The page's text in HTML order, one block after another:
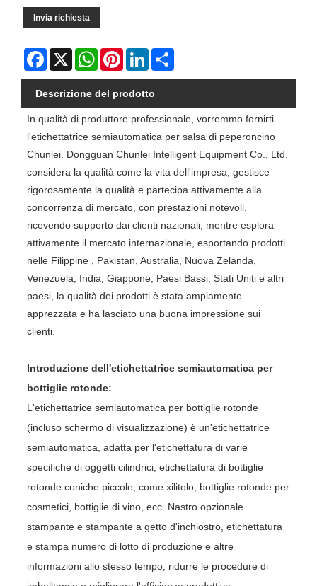
Invia richiesta
Facebook
X WhatsAppPinterestLinkedIn
Descrizione del prodotto
In qualità di produttore professionale, vorremmo fornirti
l'etichettatrice semiautomatica per salsa di peperoncino
Chunlei. Dongguan Chunlei Intelligent Equipment Co., Ltd.
considera la qualità come la vita dell'impresa, gestisce
rigorosamente la qualità e partecipa attivamente alla
concorrenza di mercato, con prestazioni notevoli,
ricevendo supporto dai clienti nazionali, mentre esplora
attivamente il mercato internazionale, esportando prodotti
nelle Filippine , Pakistan, Australia, Nuova Zelanda,
Venezuela, India, Giappone, Paesi Bassi, Stati Uniti e altri
paesi, la qualità dei prodotti è stata ampiamente
apprezzata e ha lasciato una buona impressione sui
clienti.
Introduzione dell'etichettatrice semiautomatica per
bottiglie rotonde:
L'etichettatrice semiautomatica per bottiglie rotonde
(incluso schermo di visualizzazione) è un'etichettatrice
semiautomatica, adatta per l'etichettatura di varie
specifiche di oggetti cilindrici, etichettatura di bottiglie
rotonde coniche piccole, come xilitolo, bottiglie rotonde per
cosmetici, bottiglie di vino, ecc. Nastro opzionale
stampante e stampante a getto d'inchiostro, etichettatura
e stampa numero di lotto di produzione e altre
informazioni allo stesso tempo, ridurre le procedure di